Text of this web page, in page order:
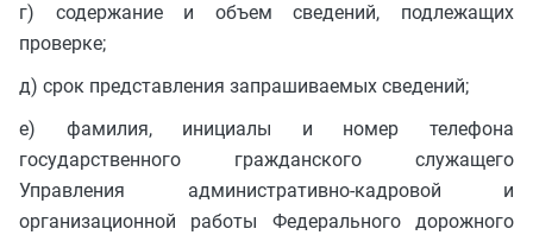
г) содержание и объем сведений, подлежащих
проверке;
д) срок представления запрашиваемых сведений;
е) фамилия, инициалы и номер телефона
государственного гражданского служащего
Управления административно-кадровой и
организационной работы Федерального дорожного